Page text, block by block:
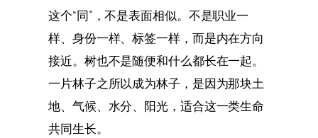
这个“同”，不是表面相似。不是职业一
样、身份一样、标签一样，而是内在方向
接近。树也不是随便和什么都长在一起。
一片林子之所以成为林子，是因为那块土
地、气候、水分、阳光，适合这一类生命
共同生长。